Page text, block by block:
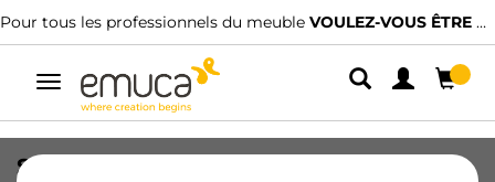
Pour tous les professionnels du meuble VOULEZ-VOUS ÊTRE CLIENT ?
Alterner
navigation
Support 21A pour tablette en bois,